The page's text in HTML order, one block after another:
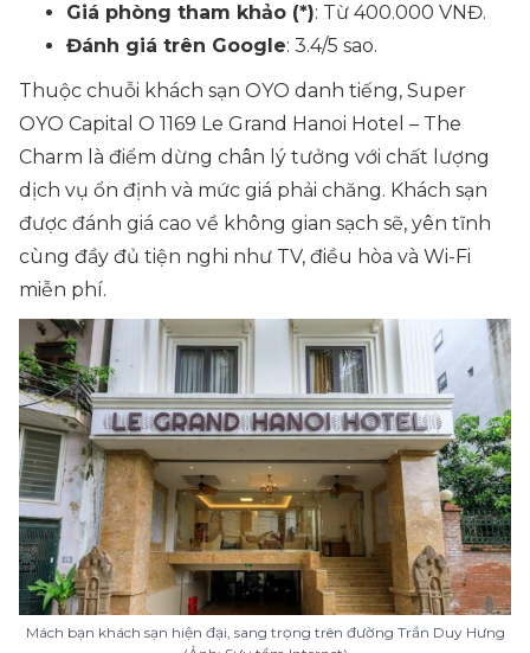
Giá phòng tham khảo (*): Từ 400.000 VNĐ.
Đánh giá trên Google: 3.4/5 sao.
Thuộc chuỗi khách sạn OYO danh tiếng, Super
OYO Capital O 1169 Le Grand Hanoi Hotel – The
Charm là điểm dừng chân lý tưởng với chất lượng
dịch vụ ổn định và mức giá phải chăng. Khách sạn
được đánh giá cao về không gian sạch sẽ, yên tĩnh
cùng đầy đủ tiện nghi như TV, điều hòa và Wi-Fi
miễn phí.
Mách bạn khách sạn hiện đại, sang trọng trên đường Trần Duy Hưng